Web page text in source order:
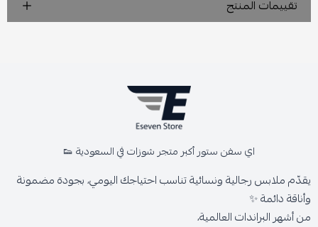
تقييمات المنتج
اي سفن ستور أكبر متجر شوزات في السعودية 👟
يقدّم ملابس رجالية ونسائية تناسب احتياجك اليومي، بجودة مضمونة
وأناقة دائمة ✨
من أشهر البراندات العالمية،